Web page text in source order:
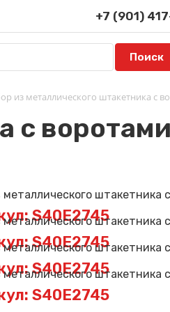
+7 (901)
из металлического штакетника с
с
S40E2745
S40E2745
S40E2745
S40E2745